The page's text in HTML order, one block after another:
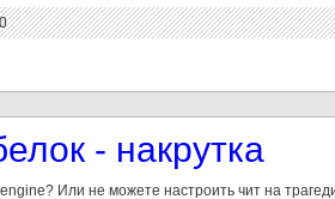
- накрутка
Или не можете настроить чит на